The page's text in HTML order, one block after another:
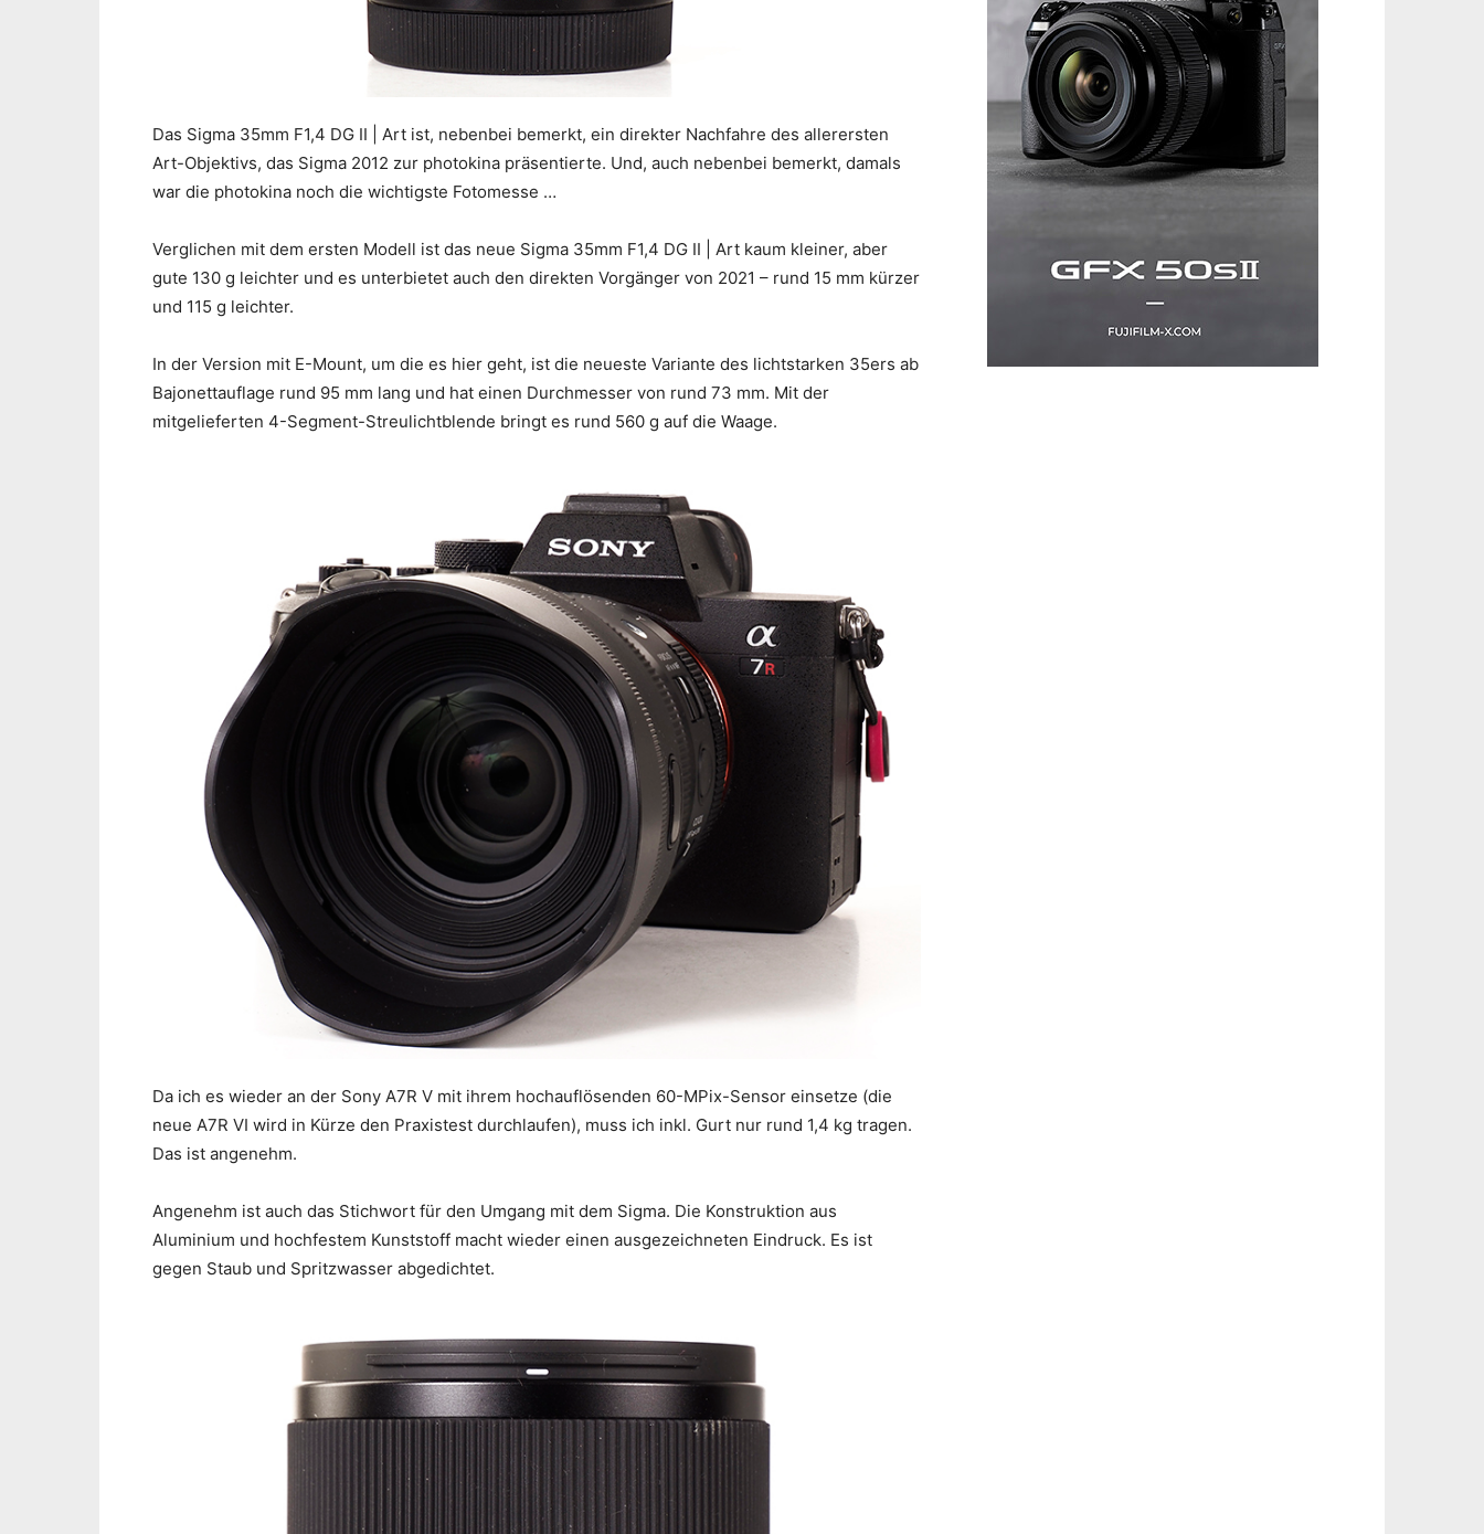
Das Sigma 35mm F1,4 DG II | Art ist, nebenbei bemerkt, ein direkter Nachfahre des allerersten
Art-Objektivs, das Sigma 2012 zur photokina präsentierte. Und, auch nebenbei bemerkt, damals
war die photokina noch die wichtigste Fotomesse …
Verglichen mit dem ersten Modell ist das neue Sigma 35mm F1,4 DG II | Art kaum kleiner, aber
gute 130 g leichter und es unterbietet auch den direkten Vorgänger von 2021 – rund 15 mm kürzer
und 115 g leichter.
In der Version mit E-Mount, um die es hier geht, ist die neueste Variante des lichtstarken 35ers ab
Bajonettauflage rund 95 mm lang und hat einen Durchmesser von rund 73 mm. Mit der
mitgelieferten 4-Segment-Streulichtblende bringt es rund 560 g auf die Waage.
Da ich es wieder an der Sony A7R V mit ihrem hochauflösenden 60-MPix-Sensor einsetze (die
neue A7R VI wird in Kürze den Praxistest durchlaufen), muss ich inkl. Gurt nur rund 1,4 kg tragen.
Das ist angenehm.
Angenehm ist auch das Stichwort für den Umgang mit dem Sigma. Die Konstruktion aus
Aluminium und hochfestem Kunststoff macht wieder einen ausgezeichneten Eindruck. Es ist
gegen Staub und Spritzwasser abgedichtet.